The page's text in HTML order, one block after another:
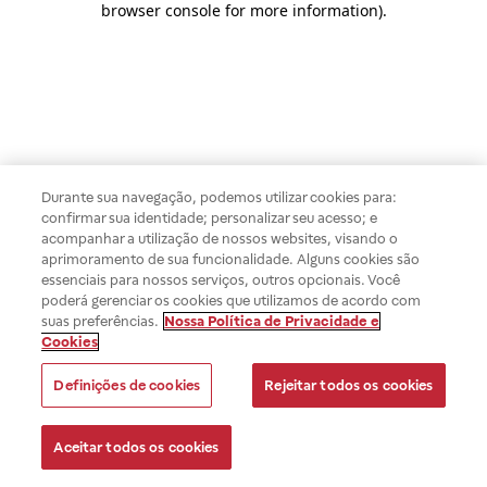
browser console for more information).
Durante sua navegação, podemos utilizar cookies para:
confirmar sua identidade; personalizar seu acesso; e
acompanhar a utilização de nossos websites, visando o
aprimoramento de sua funcionalidade. Alguns cookies são
essenciais para nossos serviços, outros opcionais. Você
poderá gerenciar os cookies que utilizamos de acordo com
suas preferências. Nossa Política de Privacidade e
Cookies
Definições de cookies Rejeitar todos os cookies
Aceitar todos os cookies